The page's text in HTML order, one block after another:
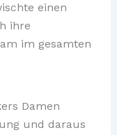
einen
ihre
im gesamten
Damen
und daraus